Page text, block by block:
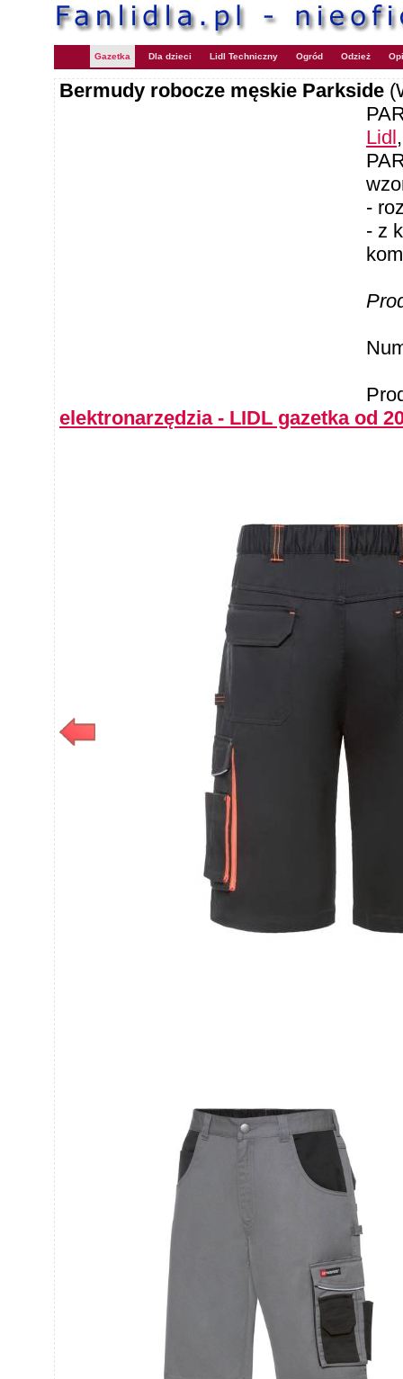
Gazetka Dla dzieci Lidl Techniczny Ogród Odzież
Bermudy robocze męskie Parkside
Lidl
-
- z
elektronarzędzia - LIDL gazetka od